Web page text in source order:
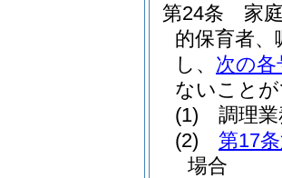
第24条
家
的保育者
し、 次の各
ないこと
(1)
調理
(2)
第17
場合